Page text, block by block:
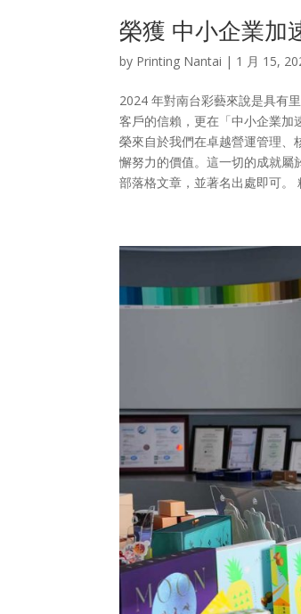
榮獲 中小企業加
by Printing Nantai | 1 月 15,
2024 年對南台彩藝來說是具有
客戶的信賴，更在「中小企業
榮來自於我們在卓越營運管理、
懈努力的價值。這一切的成就屬
部落格文章，並著名出處即可。